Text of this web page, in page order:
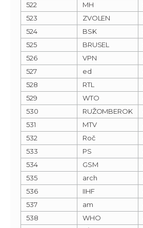
522
MH
523
ZVOLEN
524
BSK
525
BRUSEL
526
VPN
527
ed
528
RTL
529
WTO
530
RUŽOMBEROK
531
MTV
532
Roč
533
PS
534
GSM
535
arch
536
IIHF
537
am
538
WHO